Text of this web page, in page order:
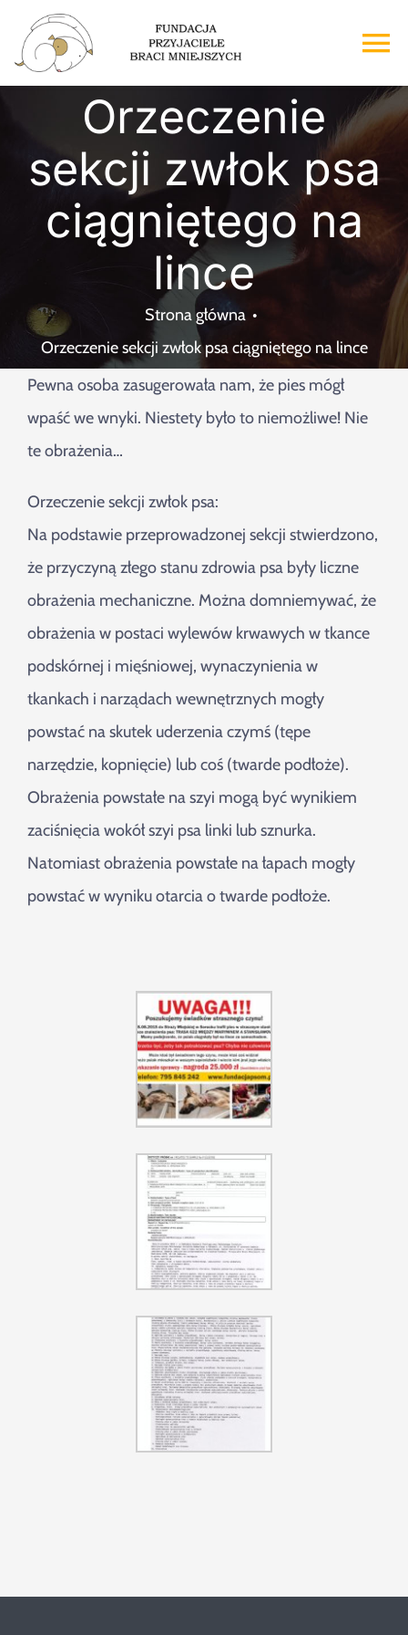
Przejdź
zawartości
Strona główna
O nas
Adopcje
Kontakt
Szukaj
Orzeczenie
sekcji zwłok psa
ciągniętego na
lince
Strona główna
Orzeczenie sekcji zwłok psa ciągniętego na lince
Pewna osoba zasugerowała nam, że pies mógł
wpaść we wnyki. Niestety było to niemożliwe! Nie
te obrażenia…
Orzeczenie sekcji zwłok psa:
Na podstawie przeprowadzonej sekcji stwierdzono,
że przyczyną złego stanu zdrowia psa były liczne
obrażenia mechaniczne. Można domniemywać, że
obrażenia w postaci wylewów krwawych w tkance
podskórnej i mięśniowej, wynaczynienia w
tkankach i narządach wewnętrznych mogły
powstać na skutek uderzenia czymś (tępe
narzędzie, kopnięcie) lub coś (twarde podłoże).
Obrażenia powstałe na szyi mogą być wynikiem
zaciśnięcia wokół szyi psa linki lub sznurka.
Natomiast obrażenia powstałe na łapach mogły
powstać w wyniku otarcia o twarde podłoże.